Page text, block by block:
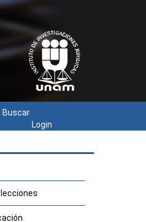
Buscar
Login